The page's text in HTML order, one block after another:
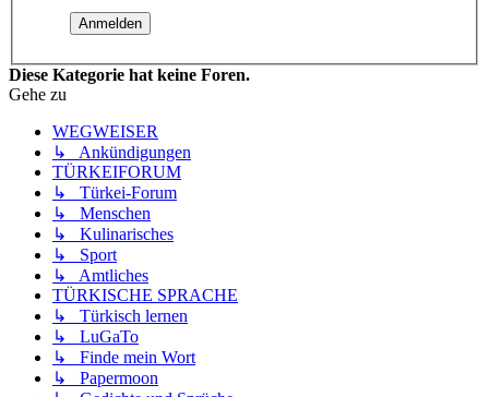
Diese Kategorie hat keine Foren.
Gehe zu
WEGWEISER
↳ Ankündigungen
TÜRKEIFORUM
↳ Türkei-Forum
↳ Menschen
↳ Kulinarisches
↳ Sport
↳ Amtliches
TÜRKISCHE SPRACHE
↳ Türkisch lernen
↳ LuGaTo
↳ Finde mein Wort
↳ Papermoon